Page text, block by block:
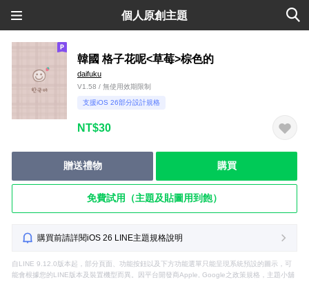
個人原創主題
韓國 格子花呢<草莓>棕色的
daifuku
V1.58 / 無使用效期限制
支援iOS 26部分設計規格
NT$30
贈送禮物 購買
免費試用（主題及貼圖用到飽）
購買前請詳閱iOS 26 LINE主題規格說明
自LINE 9.12.0版本起，部分頁面、功能按鈕以及下方功能選單只能呈現系統預設的圖示，可
能會根據您的LINE版本及裝置機型而異。因平台開發商Apple, Google之政策規格，主題小舖